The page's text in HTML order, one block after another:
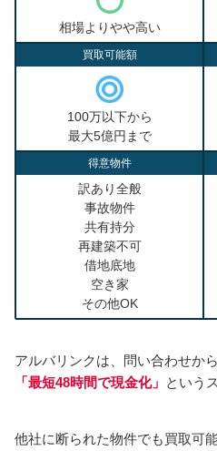
相場よりやや高い
買取可能額
100万以下から
最大5億円まで
得意物件
訳あり全般
事故物件
共有持分
再建築不可
借地底地
空き家
その他OK
アルバリンクは、問い合わせから
「最短48時間で現金化」 という
他社に断られた物件でも買取可